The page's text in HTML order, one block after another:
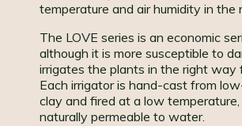
temperature and air humidity in the
The LOVE series is an economic
although it is more susceptible to
irrigates the plants in the right way
Each irrigator is hand-cast from
clay and fired at a low
naturally permeable to water.